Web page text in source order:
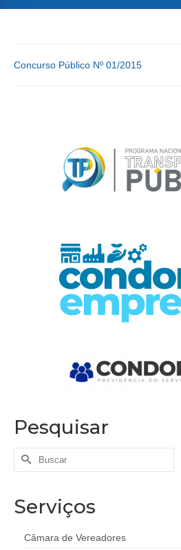
Concurso Público Nº 01/2015
Pesquisar
Buscar
por:
Serviços
Câmara de Vereadores